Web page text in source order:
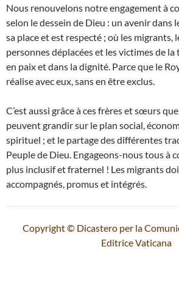
Nous renouvelons notre engagement à
selon le dessein de Dieu : un avenir dans
sa place et est respecté ; où les migrants,
personnes déplacées et les victimes de
en paix et dans la dignité. Parce que le
réalise avec eux, sans en être exclus.
C’est aussi grâce à ces frères et sœurs
peuvent grandir sur le plan social,
spirituel ; et le partage des différentes
Peuple de Dieu. Engageons-nous tous à
plus inclusif et fraternel ! Les migrants
accompagnés, promus et intégrés.
Copyright © Dicastero per la
Editrice Vaticana